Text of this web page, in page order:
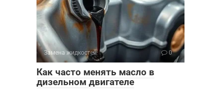
Замена жидкостей 0
Как часто менять масло в
дизельном двигателе